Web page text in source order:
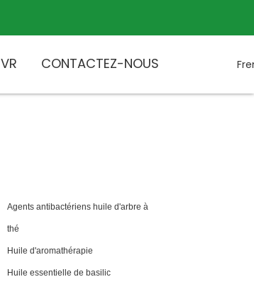
VR CONTACTEZ-NOUS
Agents antibactériens huile d'arbre à
thé
Huile d'aromathérapie
Huile essentielle de basilic